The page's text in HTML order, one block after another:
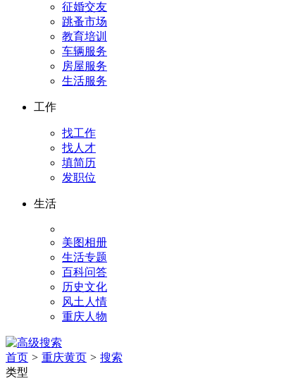
征婚交友
跳蚤市场
教育培训
车辆服务
房屋服务
生活服务
工作
找工作
找人才
填简历
发职位
生活
美图相册
生活专题
百科问答
历史文化
风土人情
重庆人物
首页 > 重庆黄页 > 搜索
类型